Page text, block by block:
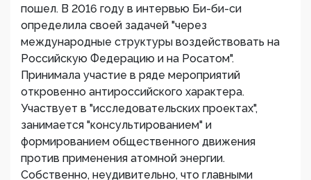
пошел. В 2016 году в интервью Би-би-си
определила своей задачей "через
международные структуры воздействовать на
Российскую Федерацию и на Росатом".
Принимала участие в ряде мероприятий
откровенно антироссийского характера.
Участвует в "исследовательских проектах",
занимается "консультированием" и
формированием общественного движения
против применения атомной энергии.
Собственно, неудивительно, что главными